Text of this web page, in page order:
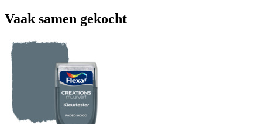
Vaak samen gekocht